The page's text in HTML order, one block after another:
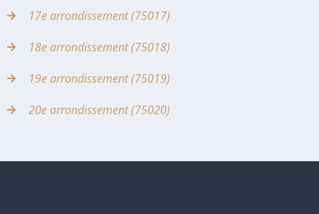
17e arrondissement (75017)
18e arrondissement (75018)
19e arrondissement (75019)
20e arrondissement (75020)